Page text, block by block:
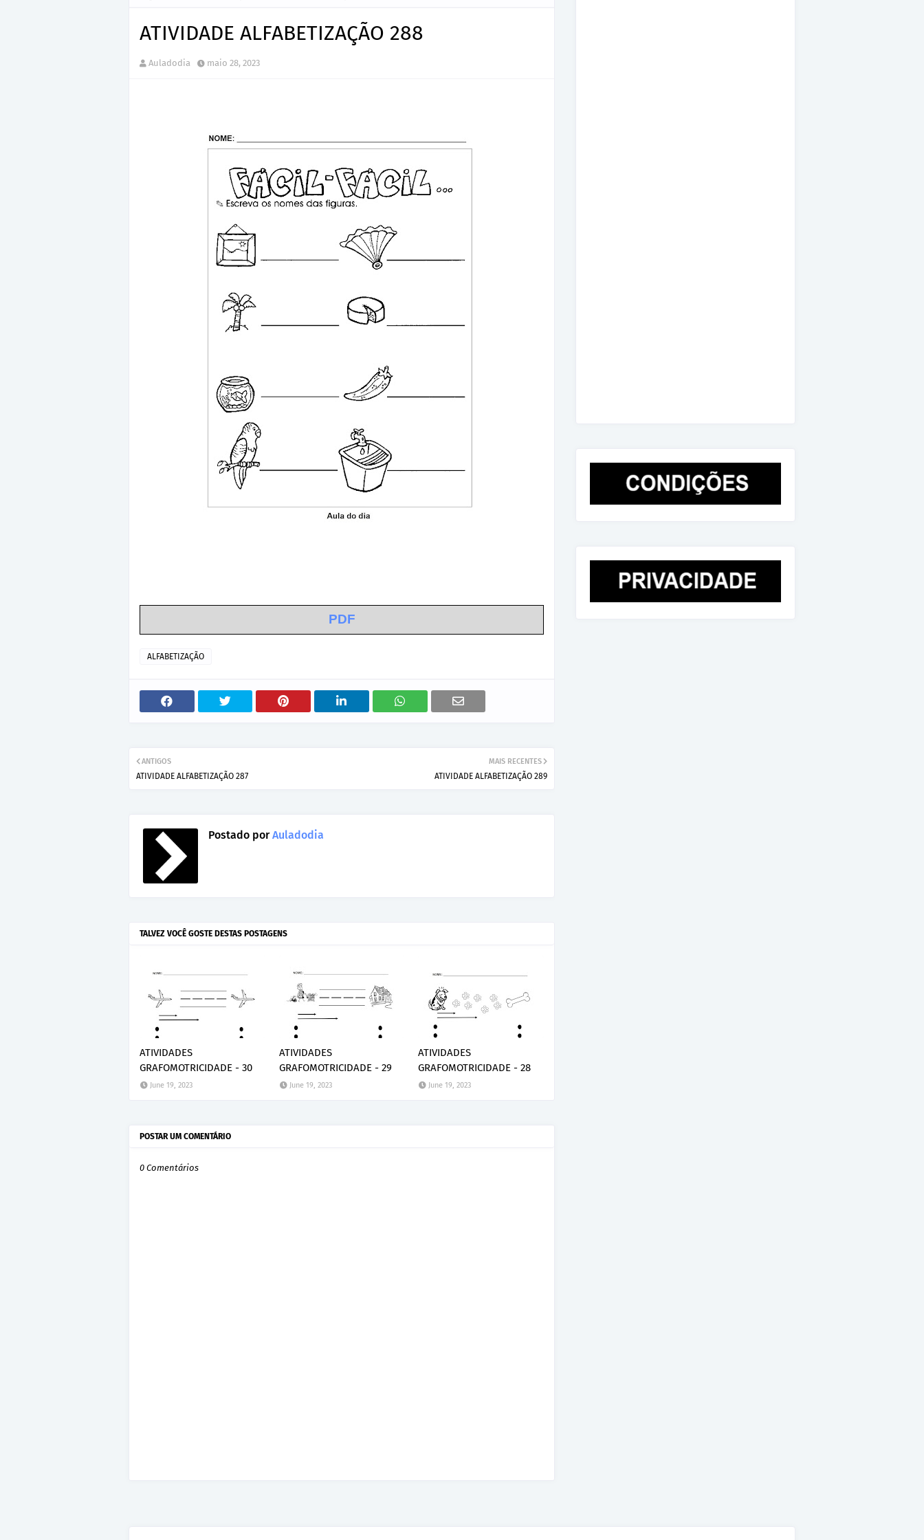
ATIVIDADE ALFABETIZAÇÃO 288
Auladodia maio 28, 2023
PDF
ALFABETIZAÇÃO
MAIS RECENTES
ATIVIDADE ALFABETIZAÇÃO 289
ANTIGOS
ATIVIDADE ALFABETIZAÇÃO 287
Postado porAuladodia
TALVEZ VOCÊ GOSTE DESTAS POSTAGENS
ATIVIDADES
GRAFOMOTRICIDADE - 30
June 19, 2023
ATIVIDADES
GRAFOMOTRICIDADE - 29
June 19, 2023
ATIVIDADES
GRAFOMOTRICIDADE - 28
June 19, 2023
POSTAR UM COMENTÁRIO
0 Comentários